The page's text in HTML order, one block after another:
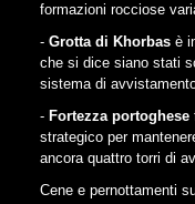
formazioni rocciose
- Grotta di Khorbas è
che si dice siano stati
sistema di
- Fortezza portoghese
strategico per
ancora quattro torri di
Cene e pernottamenti